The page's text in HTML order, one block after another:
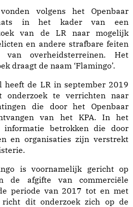
volgens het Openbaar
in het kader van een
van de LR naar mogelijk
en andere strafbare feiten
overheidsterreinen. Het
draagt de naam ‘Flamingo’.
heeft de LR in september 2019
onderzoek te verrichten naar
die door het Openbaar
van het KPA. In het
betrokken die door
en organisaties zijn verstrekt
is voornamelijk gericht op
de afgifte van commerciële
periode van 2017 tot en met
richt dit onderzoek zich op de